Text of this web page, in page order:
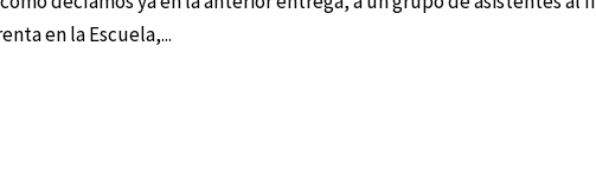
en la Escuela,...